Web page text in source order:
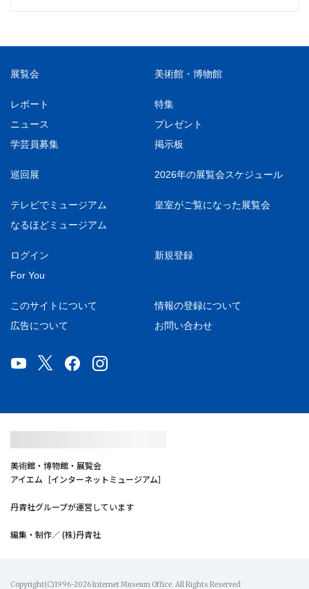
展覧会 美術館・博物館
レポート
特集
ニュース
プレゼント
学芸員募集
掲示板
巡回展 2026年の展覧会スケジュール
テレビでミュージアム
皇室がご覧になった展覧会
なるほどミュージアム
ログイン
新規登録
For You
このサイトについて
情報の登録について
広告について
お問い合わせ
美術館・博物館・展覧会
アイエム［インターネットミュージアム］
丹青社グループが運営しています
編集・制作／ (株)丹青社
Copyright(C)1996-2026 Internet Museum Office. All Rights Reserved